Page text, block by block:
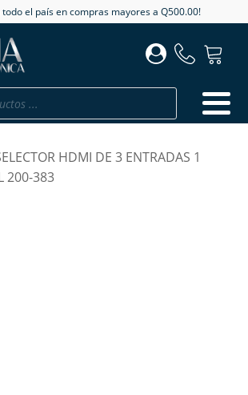
todo el país en compras mayores a Q500.00!
HDMI DE 3 ENTRADAS 1
200-383